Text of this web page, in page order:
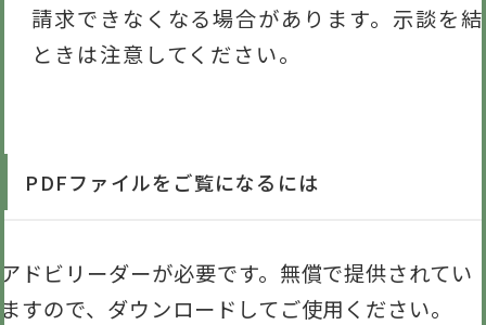
請求できなくなる場合があります。示談を
ときは注意してください。
PDFファイルをご覧になるには
アドビリーダーが必要です。無償で提供されてい
ますので、ダウンロードしてご使用ください。